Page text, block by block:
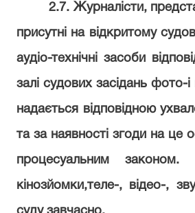
2.7. Журналісти,
присутні на відкритому
аудіо-технічні засоби
залі судових засідань фото-
надається відповідною
та за наявності згоди на це
процесуальним
кінозйомки,теле-, відео-,